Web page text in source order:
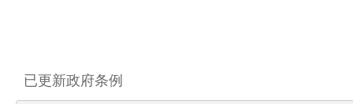
已更新政府条例